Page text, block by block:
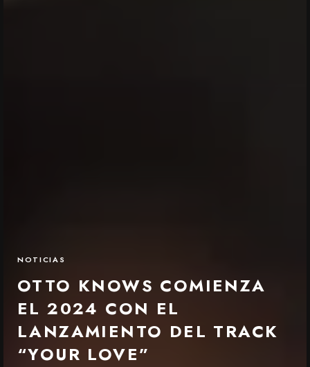
NOTICIAS
OTTO KNOWS COMIENZA
EL 2024 CON EL
LANZAMIENTO DEL TRACK
“YOUR LOVE”